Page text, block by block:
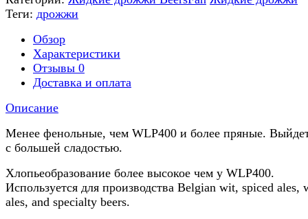
Теги: дрожжи
Обзор
Характеристики
Отзывы 0
Доставка и оплата
Описание
Менее фенольные, чем WLP400 и более пряные.
c большей сладостью.
Хлопьеобразование более высокое чем у WLP400.
Используется для производства Belgian wit, spiced ales,
ales, and specialty beers.